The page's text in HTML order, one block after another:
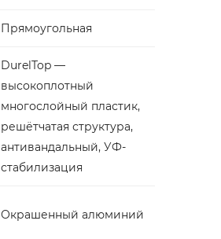
Прямоугольная
DurelTop —
высокоплотный
многослойный пластик,
решётчатая структура,
антивандальный, УФ-
стабилизация
Окрашенный алюминий